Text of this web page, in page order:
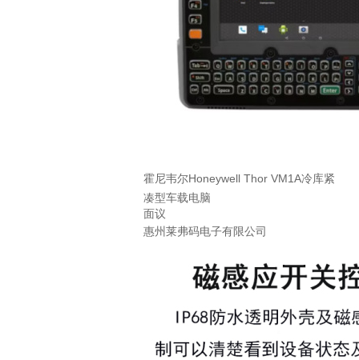
霍尼韦尔Honeywell Thor VM1A冷库紧
凑型车载电脑
面议
惠州莱弗码电子有限公司